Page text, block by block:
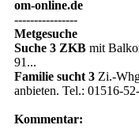
om-online.de
----------------
Metgesuche
Suche 3 ZKB mit
91...
Familie sucht 3 Zi.-
anbieten. Tel.: 01516-
Kommentar: